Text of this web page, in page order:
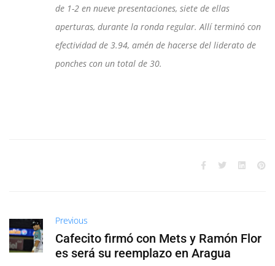
de 1-2 en nueve presentaciones, siete de ellas
aperturas, durante la ronda regular. Allí terminó con
efectividad de 3.94, amén de hacerse del liderato de
ponches con un total de 30.
Previous
Cafecito firmó con Mets y Ramón Flor
es será su reemplazo en Aragua